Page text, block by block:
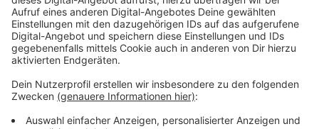
Anzeige
Wir benötigen Ihre
Zustimmung, um den YouTube
Video-Service zu laden!